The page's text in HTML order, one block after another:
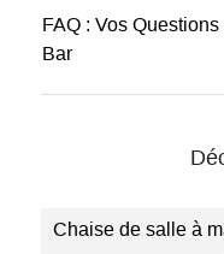
FAQ : Vos
Bar
Chaise de salle à